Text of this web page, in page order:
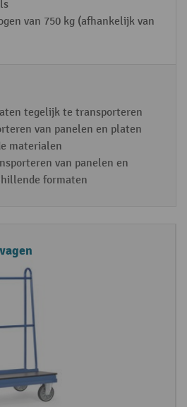
van 750 kg (afhankelijk van
tegelijk te transporteren
van panelen en platen
materialen
van panelen en
formaten